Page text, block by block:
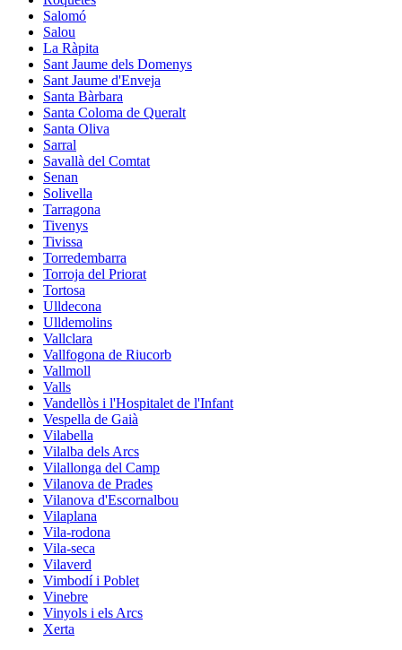
Salomó
Salou
La Ràpita
Sant Jaume dels Domenys
Sant Jaume d'Enveja
Santa Bàrbara
Santa Coloma de Queralt
Santa Oliva
Sarral
Savallà del Comtat
Senan
Solivella
Tarragona
Tivenys
Tivissa
Torredembarra
Torroja del Priorat
Tortosa
Ulldecona
Ulldemolins
Vallclara
Vallfogona de Riucorb
Vallmoll
Valls
Vandellòs i l'Hospitalet de l'Infant
Vespella de Gaià
Vilabella
Vilalba dels Arcs
Vilallonga del Camp
Vilanova de Prades
Vilanova d'Escornalbou
Vilaplana
Vila-rodona
Vila-seca
Vilaverd
Vimbodí i Poblet
Vinebre
Vinyols i els Arcs
Xerta